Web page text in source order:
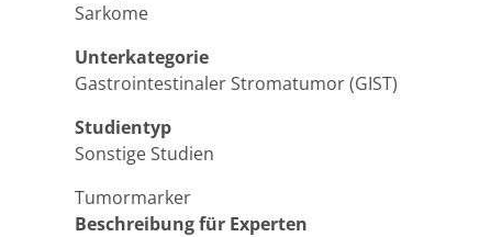
Sarkome
Unterkategorie
Gastrointestinaler Stromatumor (GIST)
Studientyp
Sonstige Studien
Tumormarker
Beschreibung für Experten